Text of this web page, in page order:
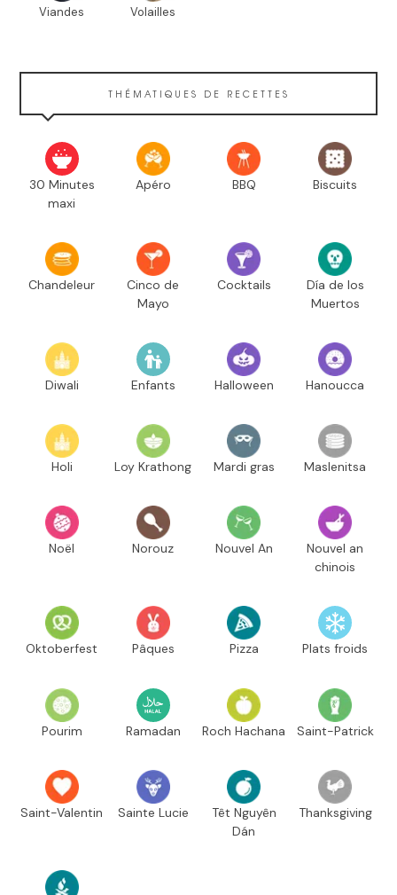
Viandes Volailles
THÉMATIQUES DE RECETTES
30 Minutes
maxi
Apéro BBQ Biscuits
Chandeleur
Cinco de
Mayo
Cocktails
Día de los
Muertos
Diwali Enfants Halloween Hanoucca
Holi Loy Krathong Mardi gras Maslenitsa
Noël Norouz Nouvel An
Nouvel an
chinois
Oktoberfest Pâques Pizza Plats froids
Pourim Ramadan Roch Hachana Saint-Patrick
Saint-Valentin Sainte Lucie
Têt Nguyên
Dán
Thanksgiving